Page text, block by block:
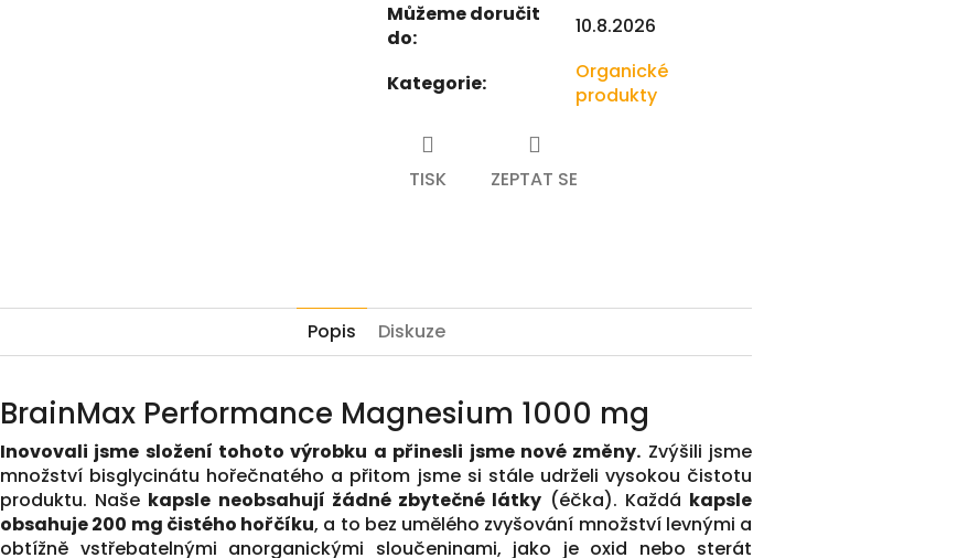
Můžeme doručit
do:
10.8.2026
Kategorie:
Organické
produkty
TISK ZEPTAT SE
Popis Diskuze
BrainMax Performance Magnesium 1000 mg
Inovovali jsme složení tohoto výrobku a přinesli jsme nové změny. Zvýšili jsme
množství bisglycinátu hořečnatého a přitom jsme si stále udrželi vysokou čistotu
produktu. Naše kapsle neobsahují žádné zbytečné látky (éčka). Každá kapsle
obsahuje 200 mg čistého hořčíku, a to bez umělého zvyšování množství levnými a
obtížně vstřebatelnými anorganickými sloučeninami, jako je oxid nebo sterát